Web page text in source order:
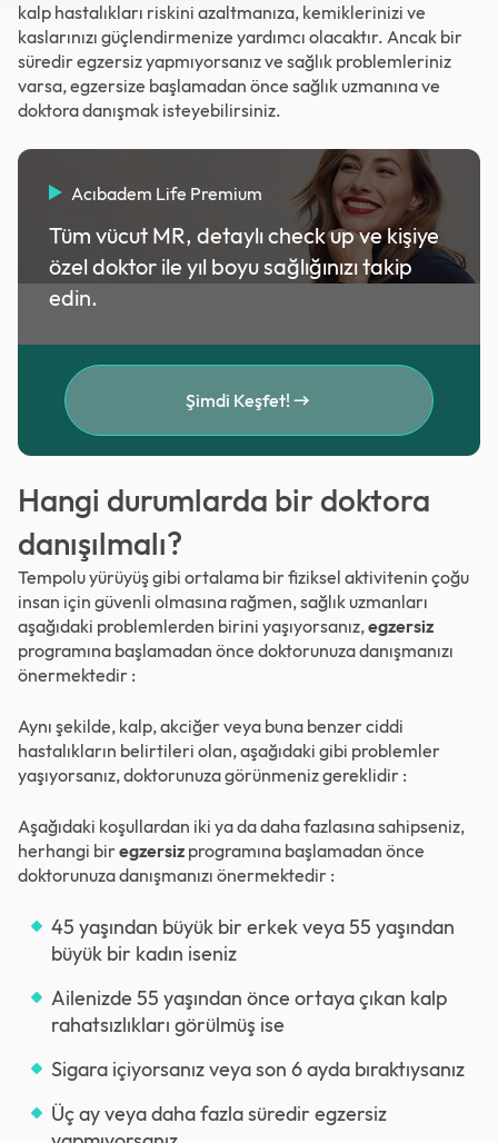
kalp hastalıkları riskini azaltmanıza, kemiklerinizi ve
kaslarınızı güçlendirmenize yardımcı olacaktır. Ancak bir
süredir egzersiz yapmıyorsanız ve sağlık problemleriniz
varsa, egzersize başlamadan önce sağlık uzmanına ve
doktora danışmak isteyebilirsiniz.
Acıbadem Life Premium
Tüm vücut MR, detaylı check up ve kişiye
özel doktor ile yıl boyu sağlığınızı takip
edin.
Şimdi Keşfet!
Hangi durumlarda bir doktora
danışılmalı?
Tempolu yürüyüş gibi ortalama bir fiziksel aktivitenin çoğu
insan için güvenli olmasına rağmen, sağlık uzmanları
aşağıdaki problemlerden birini yaşıyorsanız,egzersiz
programına başlamadan önce doktorunuza danışmanızı
önermektedir :
Aynı şekilde, kalp, akciğer veya buna benzer ciddi
hastalıkların belirtileri olan, aşağıdaki gibi problemler
yaşıyorsanız, doktorunuza görünmeniz gereklidir :
Aşağıdaki koşullardan iki ya da daha fazlasına sahipseniz,
herhangi biregzersiz programına başlamadan önce
doktorunuza danışmanızı önermektedir :
45 yaşından büyük bir erkek veya 55 yaşından
büyük bir kadın iseniz
Ailenizde 55 yaşından önce ortaya çıkan kalp
rahatsızlıkları görülmüş ise
Sigara içiyorsanız veya son 6 ayda bıraktıysanız
Üç ay veya daha fazla süredir egzersiz